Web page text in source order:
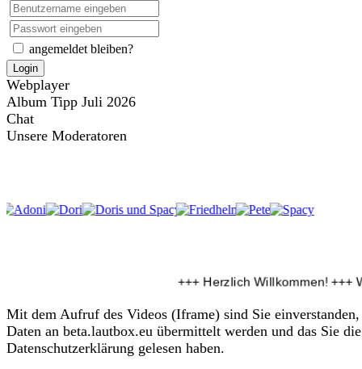
angemeldet bleiben?
Login
Webplayer
Album Tipp Juli 2026
Chat
Unsere Moderatoren
+++ Herzlich Willkommen! +++
Mit dem Aufruf des Videos (Iframe) sind Sie einverstanden,
Daten an beta.lautbox.eu übermittelt werden und das Sie die
Datenschutzerklärung gelesen haben.